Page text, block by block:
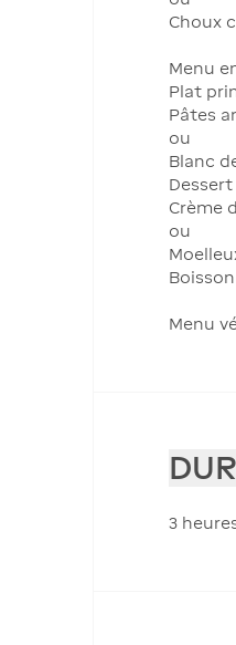
Choux
Menu
Plat
Pâtes
ou
Blanc
Dessert
Crème
ou
Menu
3